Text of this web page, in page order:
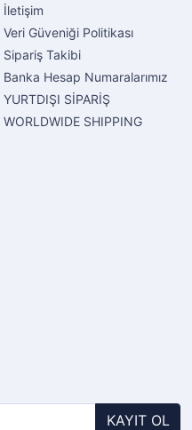
İletişim
Veri Güveniği Politikası
Sipariş Takibi
Banka Hesap Numaralarımız
YURTDIŞI SİPARİŞ
WORLDWIDE SHIPPING
KAYIT OL